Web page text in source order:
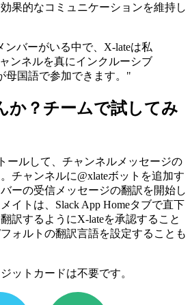
果的なコミュニケーションを維持し
ンバーがいる中で、X-lateは私
ンネルを真にインクルーシブ
母国語で参加できます。"
か？チームで試してみ
ールして、チャンネルメッセージの
チャンネルに@xlateボットを追加す
ーの受信メッセージの翻訳を開始し
イトは、Slack App Homeタブで直下
訳するようにX-lateを承認すること
ォルトの翻訳言語を設定することも
ットカードは不要です。